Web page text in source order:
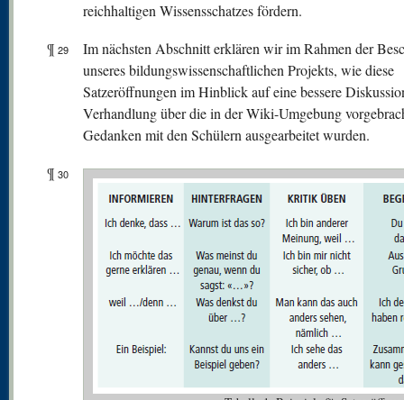
reichhaltigen Wissensschatzes fördern.
¶ 29
Im nächsten Abschnitt erklären wir im Rahmen der
unseres bildungswissenschaftlichen Projekts, wie diese
Satzeröffnungen im Hinblick auf eine bessere
Verhandlung über die in der Wiki-Umgebung
Gedanken mit den Schülern ausgearbeitet wurden.
¶ 30